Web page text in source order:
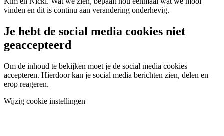
vinden en dit is continu aan verandering onderhevig.
Je hebt de social media cookies niet
geaccepteerd
Om de inhoud te bekijken moet je de social media cookies
accepteren. Hierdoor kan je social media berichten zien, delen en
erop reageren.
Wijzig cookie instellingen